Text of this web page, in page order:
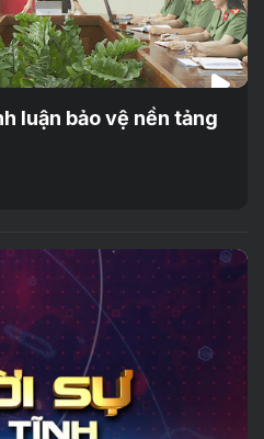
luận bảo vệ nền tảng